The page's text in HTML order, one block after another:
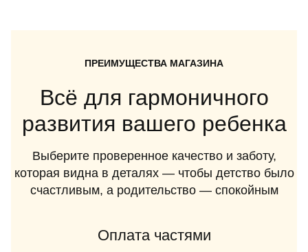
ПРЕИМУЩЕСТВА МАГАЗИНА
Всё для гармоничного
развития вашего ребенка
Выберите проверенное качество и заботу,
которая видна в деталях — чтобы детство было
счастливым, а родительство — спокойным
Оплата частями